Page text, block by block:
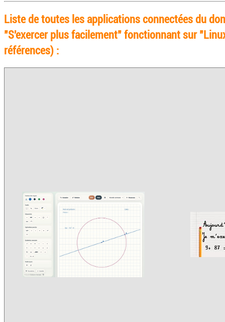
Liste de toutes les applications connectées du
"S'exercer plus facilement" fonctionnant sur
références) :